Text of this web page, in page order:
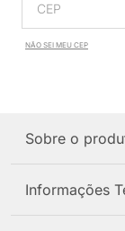
NÃO SEI MEU CEP
Sobre o
Informações